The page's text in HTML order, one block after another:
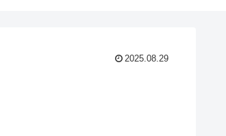
2025.08.29